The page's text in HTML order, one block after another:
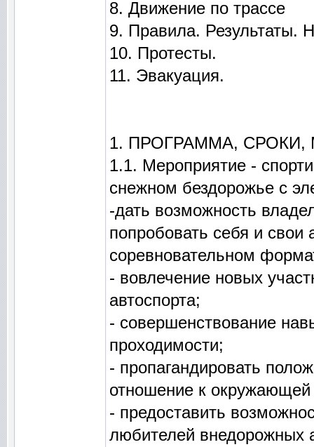
8. Движение по трассе
9. Правила. Результаты.
10. Протесты.
11. Эвакуация.
1. ПРОГРАММА,
1.1. Мероприятие -
снежном бездорожье с
-дать возможность
попробовать себя и
соревновательном
- вовлечение новых
автоспорта;
- совершенствование
проходимости;
- пропагандировать
отношение к окружающей
- предоставить
любителей внедорожных